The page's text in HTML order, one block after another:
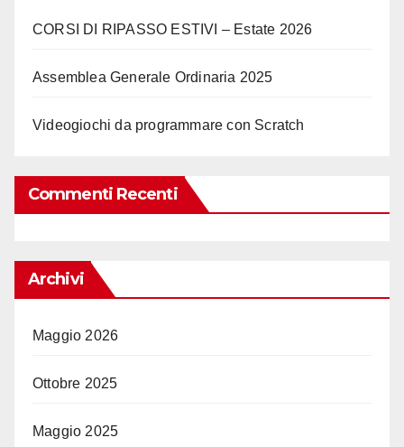
CORSI DI RIPASSO ESTIVI – Estate 2026
Assemblea Generale Ordinaria 2025
Videogiochi da programmare con Scratch
Commenti Recenti
Archivi
Maggio 2026
Ottobre 2025
Maggio 2025